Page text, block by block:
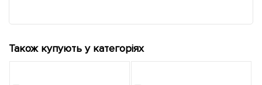
Також купують у категоріях